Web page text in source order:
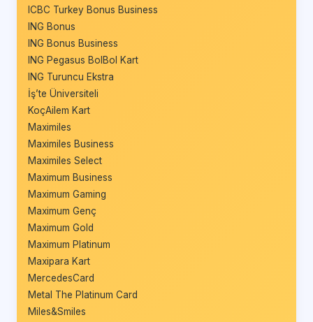
ICBC Turkey Bonus Business
ING Bonus
ING Bonus Business
ING Pegasus BolBol Kart
ING Turuncu Ekstra
İş’te Üniversiteli
KoçAilem Kart
Maximiles
Maximiles Business
Maximiles Select
Maximum Business
Maximum Gaming
Maximum Genç
Maximum Gold
Maximum Platinum
Maxipara Kart
MercedesCard
Metal The Platinum Card
Miles&Smiles